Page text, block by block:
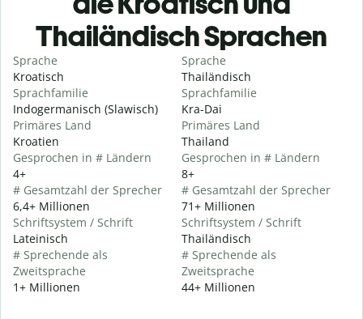
Thailändisch Sprachen
Sprache
Kroatisch
Sprachfamilie
Indogermanisch (Slawisch)
Primäres Land
Kroatien
Gesprochen in # Ländern
4+
# Gesamtzahl der Sprecher
6,4+ Millionen
Schriftsystem / Schrift
Lateinisch
# Sprechende als
Zweitsprache
1+ Millionen
Sprache
Thailändisch
Sprachfamilie
Kra-Dai
Primäres Land
Thailand
Gesprochen in # Ländern
8+
# Gesamtzahl der Sprecher
71+ Millionen
Schriftsystem / Schrift
Thailändisch
# Sprechende als
Zweitsprache
44+ Millionen